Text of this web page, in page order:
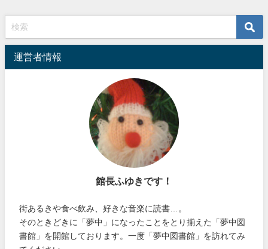
運営者情報
館長ふゆきです！
街あるきや食べ飲み、好きな音楽に読書…。
そのときどきに「夢中」になったことをとり揃えた「夢中図
書館」を開館しております。一度「夢中図書館」を訪れてみ